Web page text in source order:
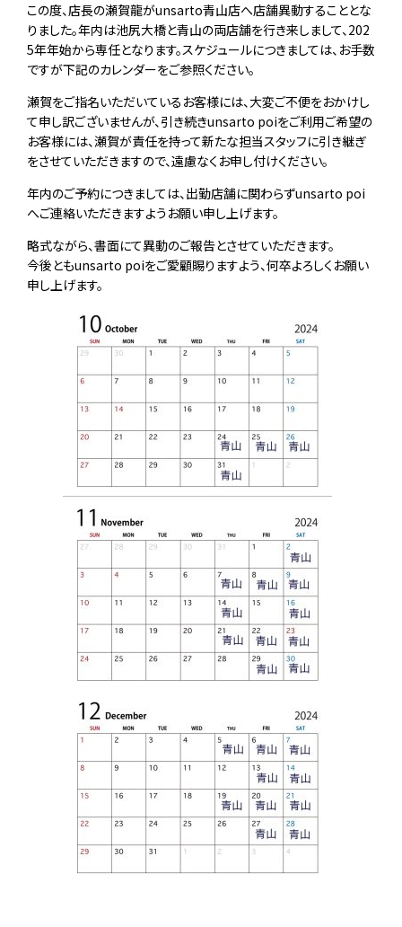
この度、店長の瀬賀龍がunsarto青山店へ店舗異動することとな
りました。年内は池尻大橋と青山の両店舗を行き来しまして、202
5年年始から専任となります。スケジュールにつきましては、お手数
ですが下記のカレンダーをご参照ください。
瀬賀をご指名いただいているお客様には、大変ご不便をおかけし
て申し訳ございませんが、引き続きunsarto poiをご利用ご希望の
お客様には、瀬賀が責任を持って新たな担当スタッフに引き継ぎ
をさせていただきますので、遠慮なくお申し付けください。
年内のご予約につきましては、出勤店舗に関わらずunsarto poi
へご連絡いただきますようお願い申し上げます。
略式ながら、書面にて異動のご報告とさせていただきます。
今後ともunsarto poiをご愛顧賜りますよう、何卒よろしくお願い
申し上げます。